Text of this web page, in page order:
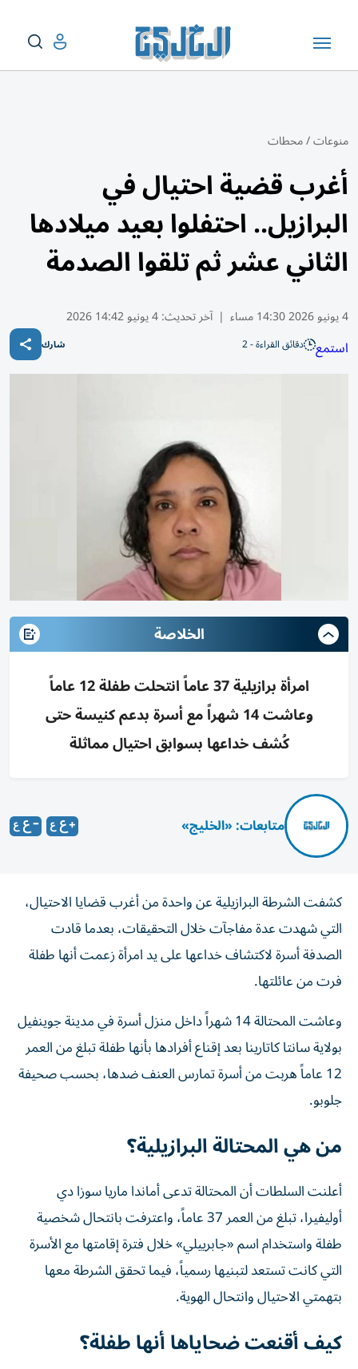
منوعات/محطات
أغرب قضية احتيال في
البرازيل.. احتفلوا بعيد ميلادها
الثاني عشر ثم تلقوا الصدمة
4 يونيو 2026 14:30 مساء | آخر تحديث:4 يونيو 14:42 2026
استمع دقائق القراءة - 2 شارك
الخلاصة
امرأة برازيلية 37 عاماً انتحلت طفلة 12 عاماً
وعاشت 14 شهراً مع أسرة بدعم كنيسة حتى
كُشف خداعها بسوابق احتيال مماثلة
متابعات: «الخليج»
كشفت الشرطة البرازيلية عن واحدة من أغرب قضايا الاحتيال،
التي شهدت عدة مفاجآت خلال التحقيقات، بعدما قادت
الصدفة أسرة لاكتشاف خداعها على يد امرأة زعمت أنها طفلة
فرت من عائلتها.
وعاشت المحتالة 14 شهراً داخل منزل أسرة في مدينة جوينفيل
بولاية سانتا كاتارينا بعد إقناع أفرادها بأنها طفلة تبلغ من العمر
12 عاماً هربت من أسرة تمارس العنف ضدها، بحسب صحيفة
جلوبو.
من هي المحتالة البرازيلية؟
أعلنت السلطات أن المحتالة تدعى أماندا ماريا سوزا دي
أوليفيرا، تبلغ من العمر 37 عاماً، واعترفت بانتحال شخصية
طفلة واستخدام اسم «جابرييلي» خلال فترة إقامتها مع الأسرة
التي كانت تستعد لتبنيها رسمياً، فيما تحقق الشرطة معها
بتهمتي الاحتيال وانتحال الهوية.
كيف أقنعت ضحاياها أنها طفلة؟